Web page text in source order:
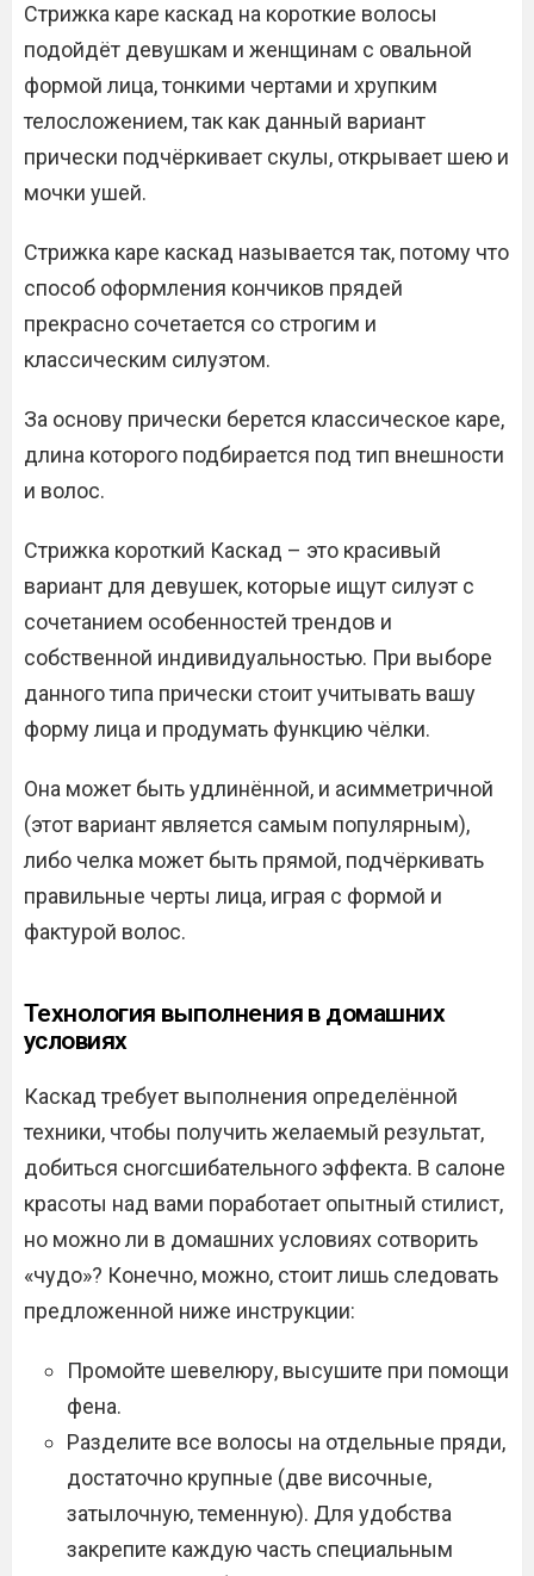
Стрижка каре каскад на короткие волосы
подойдёт девушкам и женщинам с овальной
формой лица, тонкими чертами и хрупким
телосложением, так как данный вариант
прически подчёркивает скулы, открывает шею и
мочки ушей.
Стрижка каре каскад называется так, потому что
способ оформления кончиков прядей
прекрасно сочетается со строгим и
классическим силуэтом.
За основу прически берется классическое каре,
длина которого подбирается под тип внешности
и волос.
Стрижка короткий Каскад – это красивый
вариант для девушек, которые ищут силуэт с
сочетанием особенностей трендов и
собственной индивидуальностью. При выборе
данного типа прически стоит учитывать вашу
форму лица и продумать функцию чёлки.
Она может быть удлинённой, и асимметричной
(этот вариант является самым популярным),
либо челка может быть прямой, подчёркивать
правильные черты лица, играя с формой и
фактурой волос.
Технология выполнения в домашних
условиях
Каскад требует выполнения определённой
техники, чтобы получить желаемый результат,
добиться сногсшибательного эффекта. В салоне
красоты над вами поработает опытный стилист,
но можно ли в домашних условиях сотворить
«чудо»? Конечно, можно, стоит лишь следовать
предложенной ниже инструкции:
Промойте шевелюру, высушите при помощи
фена.
Разделите все волосы на отдельные пряди,
достаточно крупные (две височные,
затылочную, теменную). Для удобства
закрепите каждую часть специальным